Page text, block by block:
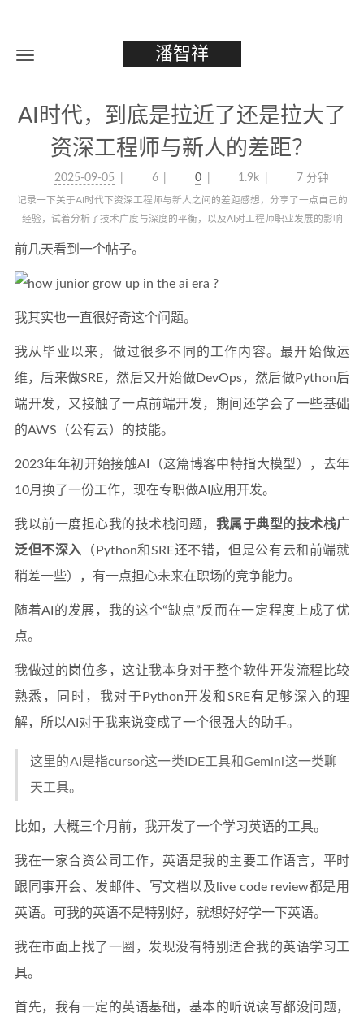
潘智祥
AI时代，到底是拉近了还是拉大了
资深工程师与新人的差距？
2025-09-05 6 0 1.9k 7 分钟
记录一下关于AI时代下资深工程师与新人之间的差距感想，分享了一点自己的
经验，试着分析了技术广度与深度的平衡，以及AI对工程师职业发展的影响
前几天看到一个帖子。
我其实也一直很好奇这个问题。
我从毕业以来，做过很多不同的工作内容。最开始做运
维，后来做SRE，然后又开始做DevOps，然后做Python后
端开发，又接触了一点前端开发，期间还学会了一些基础
的AWS（公有云）的技能。
2023年年初开始接触AI（这篇博客中特指大模型），去年
10月换了一份工作，现在专职做AI应用开发。
我以前一度担心我的技术栈问题， 我属于典型的技术栈广
泛但不深入 （Python和SRE还不错，但是公有云和前端就
稍差一些），有一点担心未来在职场的竞争能力。
随着AI的发展，我的这个“缺点”反而在一定程度上成了优
点。
我做过的岗位多，这让我本身对于整个软件开发流程比较
熟悉，同时，我对于Python开发和SRE有足够深入的理
解，所以AI对于我来说变成了一个很强大的助手。
这里的AI是指cursor这一类IDE工具和Gemini这一类聊
天工具。
比如，大概三个月前，我开发了一个学习英语的工具。
我在一家合资公司工作，英语是我的主要工作语言，平时
跟同事开会、发邮件、写文档以及live code review都是用
英语。可我的英语不是特别好，就想好好学一下英语。
我在市面上找了一圈，发现没有特别适合我的英语学习工
具。
首先，我有一定的英语基础，基本的听说读写都没问题，